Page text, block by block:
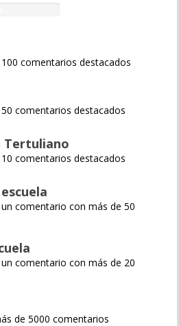
comentarios destacados
comentarios destacados
Tertuliano
comentarios destacados
comentario con más de 50
comentario con más de 20
de 5000 comentarios